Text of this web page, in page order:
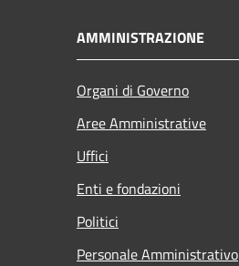
AMMINISTRAZIONE
Organi di Governo
Aree Amministrative
Uffici
Enti e fondazioni
Politici
Personale Amministrativo